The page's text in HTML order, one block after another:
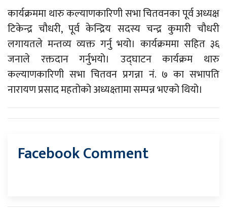
कार्यक्रममा थारु कल्याणकारिणी सभा चितवनका पूर्व अध्यक्ष
टिकेन्द्र चौधरी, पूर्व केन्द्रिय सदस्य चन्द्र कुमारी चौधरी
लगायतले मन्तव्य व्यक्त गर्नु भयो। कार्यक्रममा सहित ३६
जनाले रक्तदान गर्नुभयो। उद्घाटन कार्यक्रम थारु
कल्याणकारिणी सभा चितवन प्रगन्ना नं. ७ का सभापति
नारायण प्रसाद महतोको अध्यक्ष्तामा सम्पन्न भएको थियो।
Facebook Comment